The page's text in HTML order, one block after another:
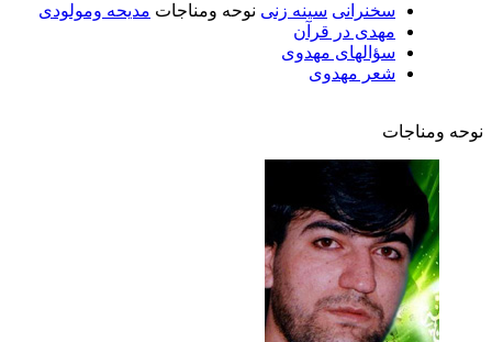
سخنرانى سينه زنى نوحه ومناجات مديحه ومولودى
مهدی در قرآن
سؤالهای مهدوی
شعر مهدوى
نوحه ومناجات